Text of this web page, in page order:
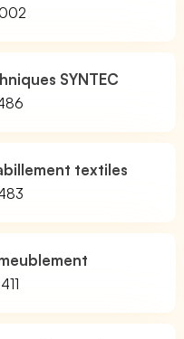
SYNTEC
textiles